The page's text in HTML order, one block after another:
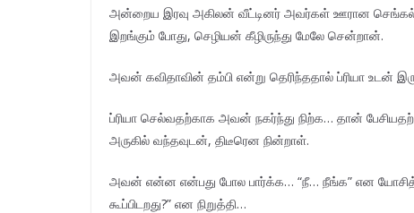
அன்றைய இரவு அகிலன் வீட்டினர் அவர்கள் ஊரான செங்கல்பட்டு
இறங்கும் போது, செழியன் கீழிருந்து மேலே சென்றான்.
அவன் கவிதாவின் தம்பி என்று தெரிந்ததால் ப்ரியா உடன்
ப்ரியா செல்வதற்காக அவன் நகர்ந்து நிற்க… தான்
அருகில் வந்தவுடன், திடீரென நின்றாள்.
அவன் என்ன என்பது போல பார்க்க… “நீ… நீங்க” என
கூப்பிடறது?” என நிறுத்தி…